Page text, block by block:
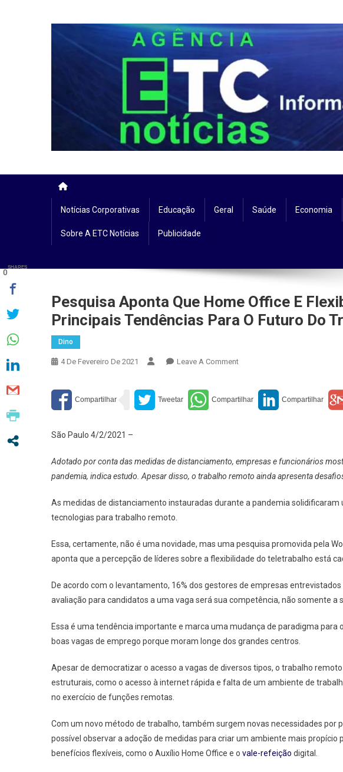
Notícias Corporativas Educação Geral Saúde Economia
Sobre A ETC Notícias Publicidade
Pesquisa Aponta Que Home Office E
Principais Tendências Para O Futuro Do
Dino
4 De Fevereiro De 2021 Leave A CommentOn
Aponta
Que
Flexibilidade
Principais
Futuro
Trabalho
No
São Paulo 4/2/2021 –
Adotado por conta das medidas de distanciamento, empresas e funcionários
pandemia, indica estudo. Apesar disso, o trabalho remoto ainda apresenta
As medidas de distanciamento instauradas durante a pandemia
tecnologias para trabalho remoto.
Essa, certamente, não é uma novidade, mas uma pesquisa promovida pela
aponta que a percepção de líderes sobre a flexibilidade do teletrabalho está
De acordo com o levantamento, 16% dos gestores de empresas
avaliação para candidatos a uma vaga será sua competência, não somente a
Essa é uma tendência importante e marca uma mudança de paradigma para
boas vagas de emprego porque moram longe dos grandes centros.
Apesar de democratizar o acesso a vagas de diversos tipos, o trabalho
estruturais, como o acesso à internet rápida e falta de um ambiente de
no exercício de funções remotas.
Com um novo método de trabalho, também surgem novas necessidades por
possível observar a adoção de medidas para criar um ambiente mais propício
benefícios flexíveis, como o Auxílio Home Office e o vale-refeição digital.
0SHARES